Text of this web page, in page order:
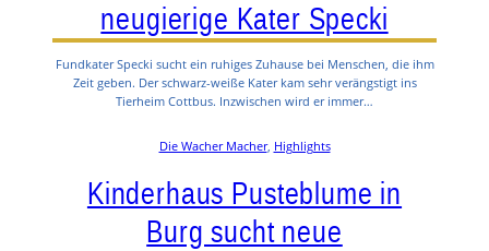
neugierige Kater Specki
Fundkater Specki sucht ein ruhiges Zuhause bei Menschen, die ihm
Zeit geben. Der schwarz-weiße Kater kam sehr verängstigt ins
Tierheim Cottbus. Inzwischen wird er immer…
Die Wacher Macher, Highlights
Kinderhaus Pusteblume in
Burg sucht neue